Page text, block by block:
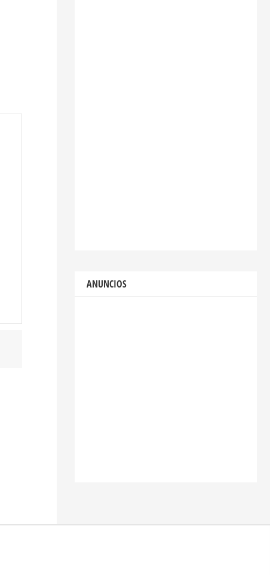
ANUNCIOS